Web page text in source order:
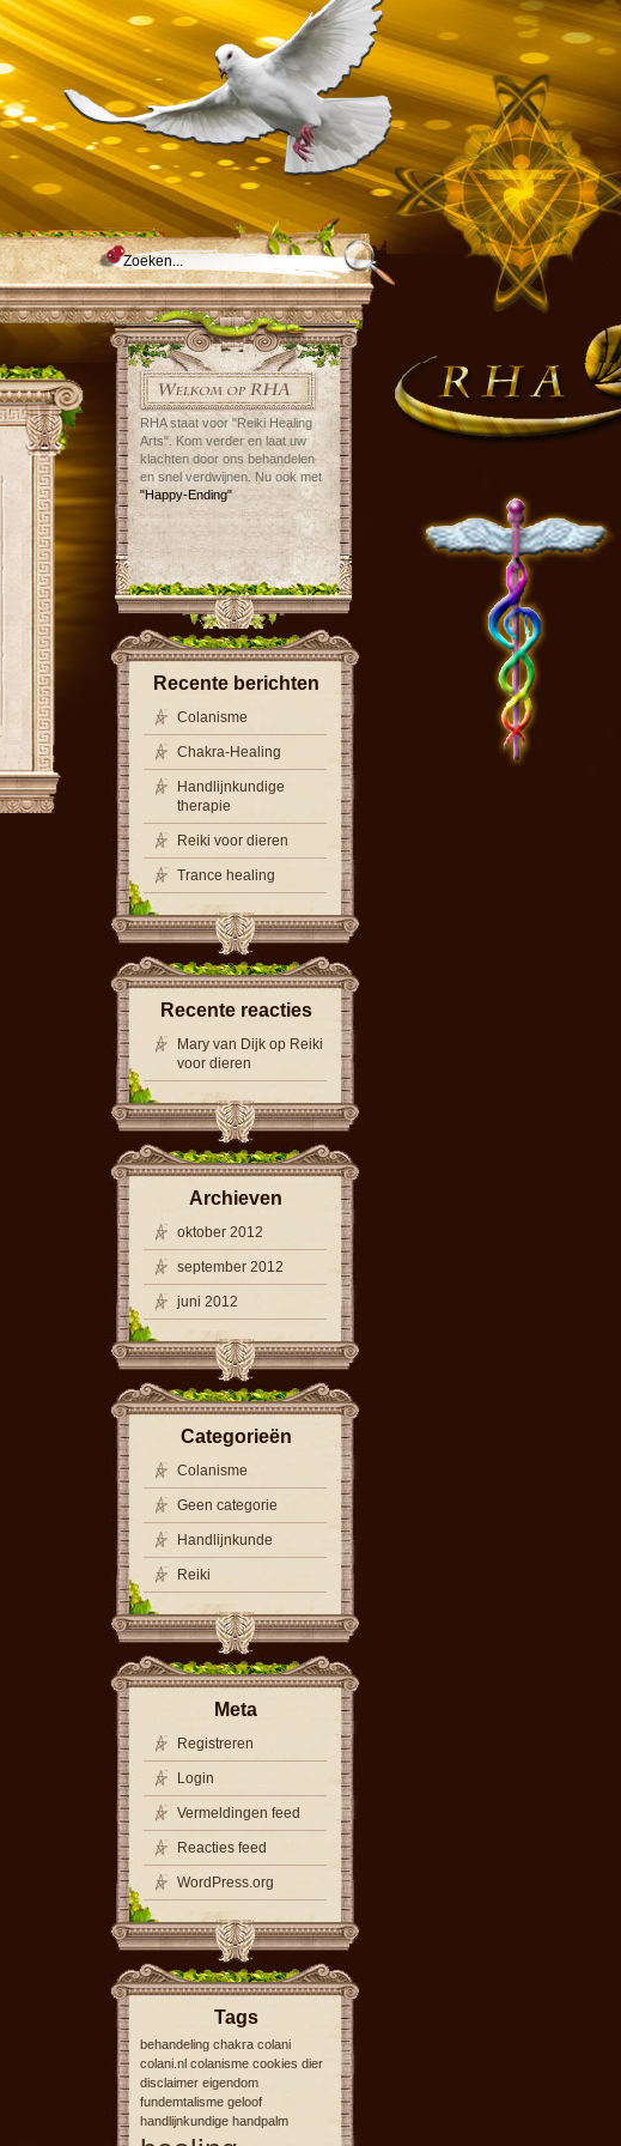
RHA staat voor "Reiki Healing
Arts". Kom verder en laat uw
klachten door ons behandelen
en snel verdwijnen. Nu ook met
"Happy-Ending"
Recente berichten
Colanisme
Chakra-Healing
Handlijnkundige
therapie
Reiki voor dieren
Trance healing
Recente reacties
Mary van Dijk op Reiki
voor dieren
Archieven
oktober 2012
september 2012
juni 2012
Categorieën
Colanisme
Geen categorie
Handlijnkunde
Reiki
Meta
Registreren
Login
Vermeldingen feed
Reacties feed
WordPress.org
Tags
behandeling chakra colani
colani.nl colanisme cookies dier
disclaimer eigendom
fundemtalisme geloof
handlijnkundige handpalm